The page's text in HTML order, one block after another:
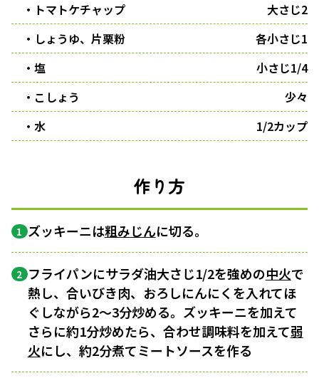
・トマトケチャップ
大さじ2
・しょうゆ、片栗粉
各小さじ1
・塩
小さじ1/4
・こしょう
少々
・水
1/2カップ
作り方
1 ズッキーニは粗みじんに切る。
2 フライパンにサラダ油大さじ1/2を強めの中火で
熱し、合いびき肉、おろしにんにくを入れてほ
ぐしながら2〜3分炒める。ズッキーニを加えて
さらに約1分炒めたら、合わせ調味料を加えて弱
火にし、約2分煮てミートソースを作る